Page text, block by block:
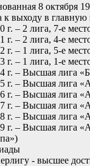
8 октября
к выходу в главную
г. – 2 лига, 7-е
г. – 2 лига, 4-е
г. – 1 лига, 5-е
г. – 1 лига, 1-е
г. – Высшая лига
г. – Высшая лига
г. – Высшая лига
г. – Высшая лига
г. – Высшая лига
г. – Высшая лига
- высшее